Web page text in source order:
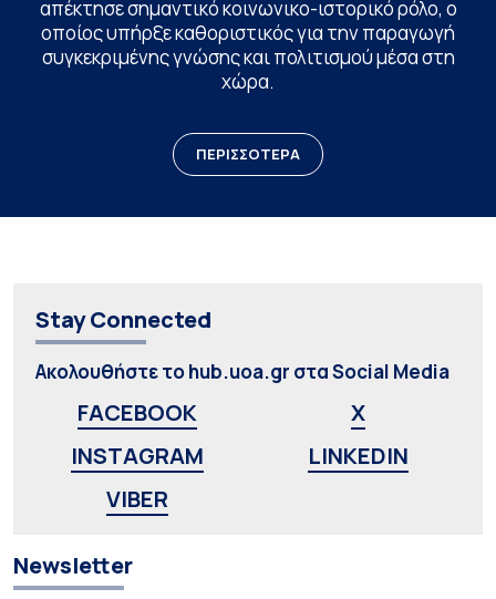
απέκτησε σημαντικό κοινωνικο-ιστορικό ρόλο, ο
οποίος υπήρξε καθοριστικός για την παραγωγή
συγκεκριμένης γνώσης και πολιτισμού μέσα στη
χώρα.
ΠΕΡΙΣΣΟΤΕΡΑ
Stay Connected
Ακολουθήστε το hub.uoa.gr στα Social Media
FACEBOOK
X
INSTAGRAM
LINKEDIN
VIBER
Newsletter